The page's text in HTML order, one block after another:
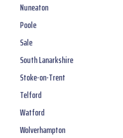
Nuneaton
Poole
Sale
South Lanarkshire
Stoke-on-Trent
Telford
Watford
Wolverhampton